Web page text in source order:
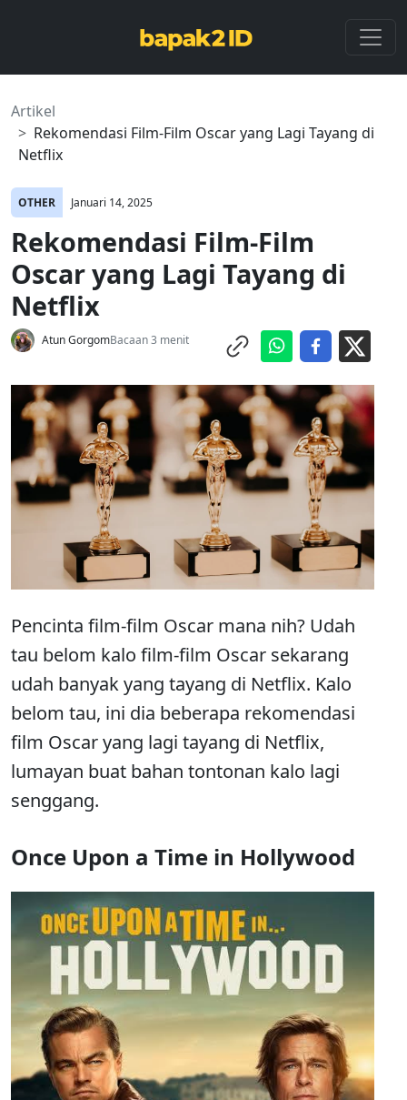
Artikel
Rekomendasi Film-Film Oscar yang Lagi Tayang di
Netflix
OTHER Januari 14, 2025
Rekomendasi Film-Film
Oscar yang Lagi Tayang di
Netflix
Atun GorgomBacaan 3 menit
Pencinta film-film Oscar mana nih? Udah
tau belom kalo film-film Oscar sekarang
udah banyak yang tayang di Netflix. Kalo
belom tau, ini dia beberapa rekomendasi
film Oscar yang lagi tayang di Netflix,
lumayan buat bahan tontonan kalo lagi
senggang.
Once Upon a Time in Hollywood